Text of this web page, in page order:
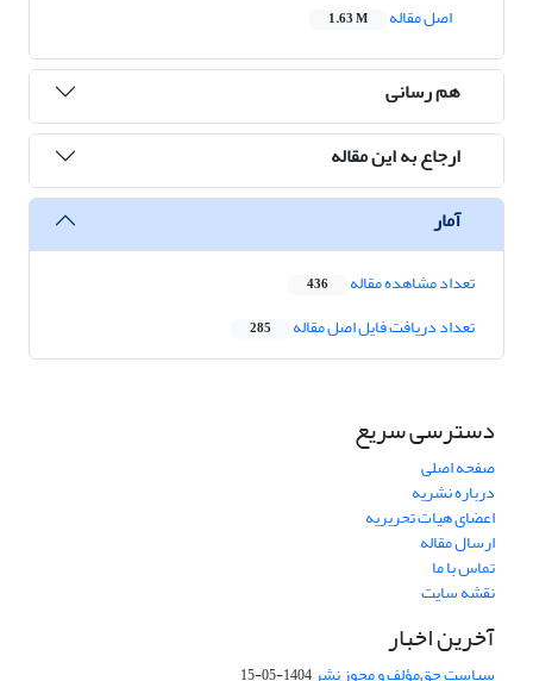
اصل مقاله
1.63 M
هم رسانی
ارجاع به این مقاله
آمار
تعداد مشاهده مقاله 436
تعداد دریافت فایل اصل مقاله 285
دسترسی سریع
صفحه اصلی
درباره نشریه
اعضای هیات تحریریه
ارسال مقاله
تماس با ما
نقشه سایت
آخرین اخبار